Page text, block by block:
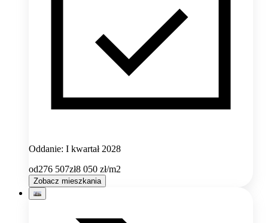
Oddanie: I kwartał 2028
od276 507zł8 050 zł/m2
Zobacz mieszkania